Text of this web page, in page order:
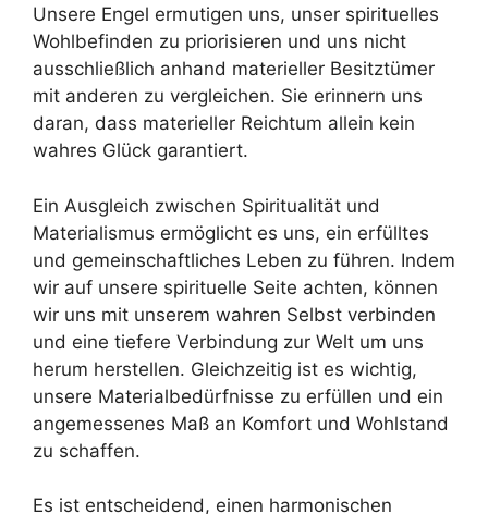
Unsere Engel ermutigen uns, unser spirituelles
Wohlbefinden zu priorisieren und uns nicht
ausschließlich anhand materieller Besitztümer
mit anderen zu vergleichen. Sie erinnern uns
daran, dass materieller Reichtum allein kein
wahres Glück garantiert.
Ein Ausgleich zwischen Spiritualität und
Materialismus ermöglicht es uns, ein erfülltes
und gemeinschaftliches Leben zu führen. Indem
wir auf unsere spirituelle Seite achten, können
wir uns mit unserem wahren Selbst verbinden
und eine tiefere Verbindung zur Welt um uns
herum herstellen. Gleichzeitig ist es wichtig,
unsere Materialbedürfnisse zu erfüllen und ein
angemessenes Maß an Komfort und Wohlstand
zu schaffen.
Es ist entscheidend, einen harmonischen